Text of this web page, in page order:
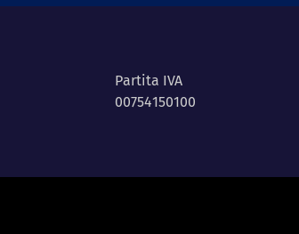
Partita IVA
00754150100